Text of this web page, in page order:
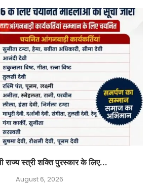
राज्य स्त्री शक्ति पुरस्कार के लिए...
August 6, 2026